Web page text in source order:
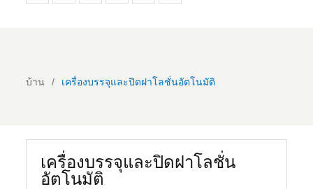
บ้าน เครื่องบรรจุและปิดฝาโลชั่นอัตโนมัติ
เครื่องบรรจุและปิดฝาโลชั่น
อัตโนมัติ